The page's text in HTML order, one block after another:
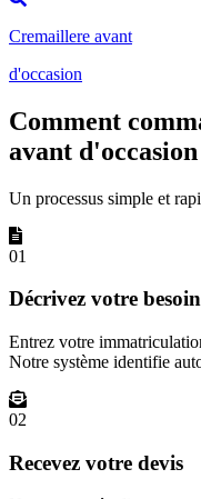
Cremaillere avant
d'occasion
Comment
avant d'occasion
Un processus simple et
01
Décrivez votre besoin
Entrez votre
Notre système identifie
02
Recevez votre devis